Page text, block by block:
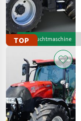
TOPGebrauchtmaschine